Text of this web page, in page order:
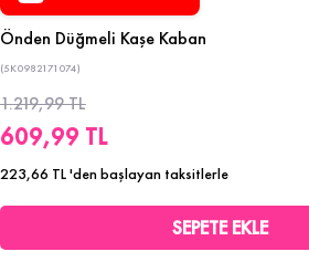
Önden Düğmeli Kaşe Kaban
(5K0982171074)
1.219,99 TL
609,99 TL
223,66 TL'den başlayan taksitlerle